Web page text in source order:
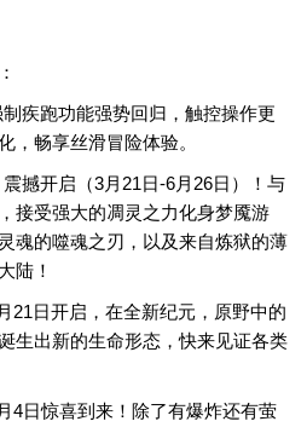
疾跑功能强势回归，触控操作更
，畅享丝滑冒险体验。
撼开启（3月21日-6月26日）！与
接受强大的凋灵之力化身梦魇游
魂的噬魂之刃，以及来自炼狱的薄
陆！
21日开启，在全新纪元，原野中的
生出新的生命形态，快来见证各类
4日惊喜到来！除了有爆炸还有萤